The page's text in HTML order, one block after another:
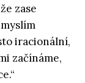
zase
iracionální,
začínáme,